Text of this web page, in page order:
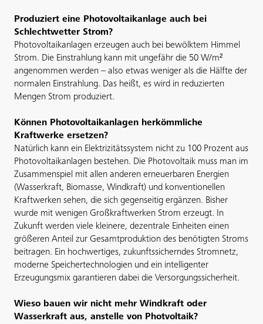
Produziert eine Photovoltaikanlage auch bei
Schlechtwetter Strom?
Photovoltaikanlagen erzeugen auch bei bewölktem Himmel
Strom. Die Einstrahlung kann mit ungefähr die 50 W/m²
angenommen werden – also etwas weniger als die Hälfte der
normalen Einstrahlung. Das heißt, es wird in reduzierten
Mengen Strom produziert.
Können Photovoltaikanlagen herkömmliche
Kraftwerke ersetzen?
Natürlich kann ein Elektrizitätssystem nicht zu 100 Prozent aus
Photovoltaikanlagen bestehen. Die Photovoltaik muss man im
Zusammenspiel mit allen anderen erneuerbaren Energien
(Wasserkraft, Biomasse, Windkraft) und konventionellen
Kraftwerken sehen, die sich gegenseitig ergänzen. Bisher
wurde mit wenigen Großkraftwerken Strom erzeugt. In
Zukunft werden viele kleinere, dezentrale Einheiten einen
größeren Anteil zur Gesamtproduktion des benötigten Stroms
beitragen. Ein hochwertiges, zukunftssicherndes Stromnetz,
moderne Speichertechnologien und ein intelligenter
Erzeugungsmix garantieren dabei die Versorgungssicherheit.
Wieso bauen wir nicht mehr Windkraft oder
Wasserkraft aus, anstelle von Photvoltaik?